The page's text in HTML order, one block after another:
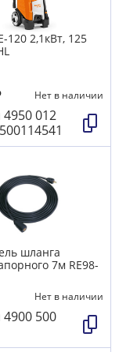
120 2,1кВт, 125
Нет в наличии
4950 012
шланга
7м RE98-
Нет в наличии
4900 500